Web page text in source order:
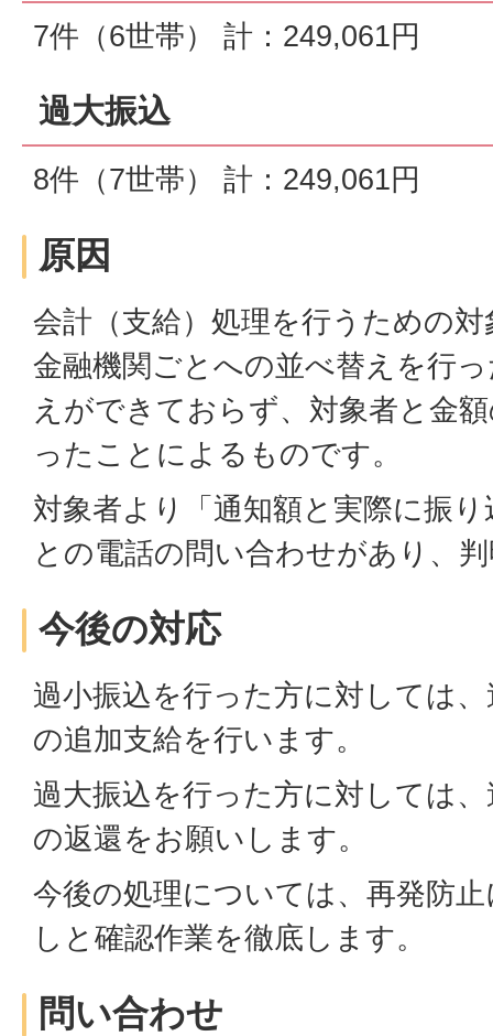
7件（6世帯） 計：249,061円
過大振込
8件（7世帯） 計：249,061円
原因
会計（支給）処理を行うための
金融機関ごとへの並べ替えを行
えができておらず、対象者と金
ったことによるものです。
対象者より「通知額と実際に振
との電話の問い合わせがあり、
今後の対応
過小振込を行った方に対しては
の追加支給を行います。
過大振込を行った方に対しては
の返還をお願いします。
今後の処理については、再発防
しと確認作業を徹底します。
問い合わせ